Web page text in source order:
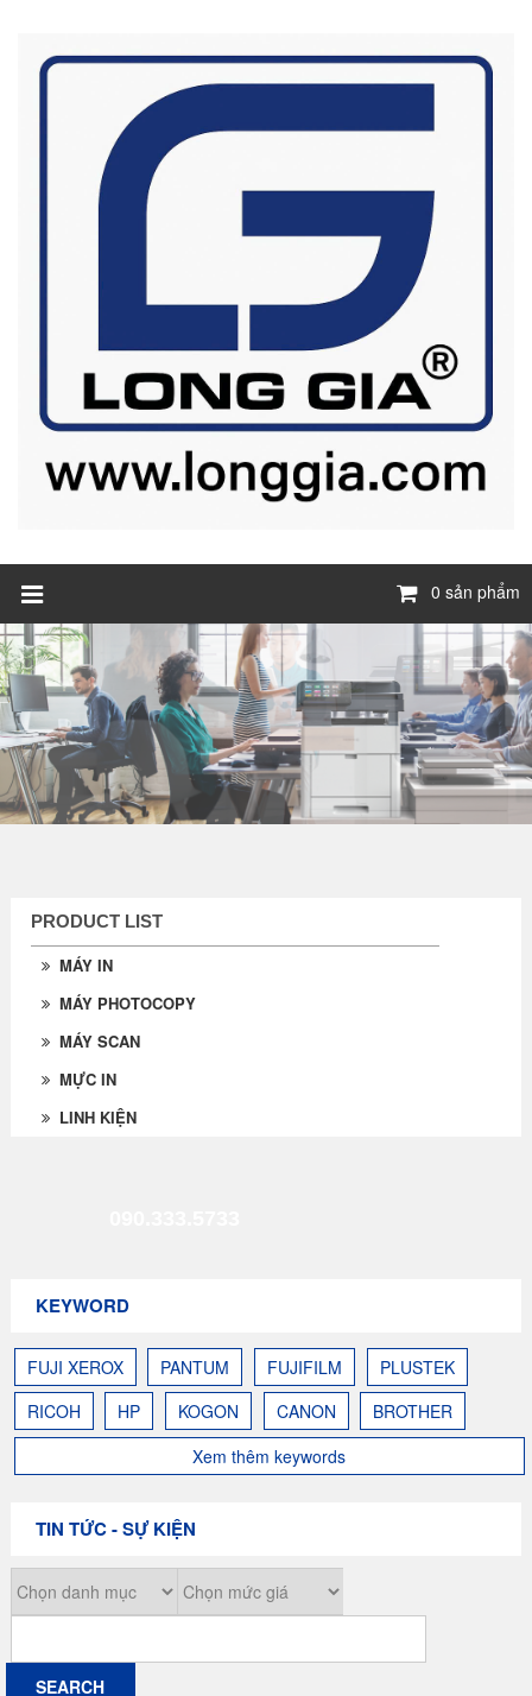
0 sản phẩm
PRODUCT LIST
MÁY IN
MÁY PHOTOCOPY
MÁY SCAN
MỰC IN
LINH KIỆN
KEYWORD
FUJI XEROX PANTUM FUJIFILM
PLUSTEK
RICOH
HP KOGON CANON
BROTHER
Xem thêm keywords
TIN TỨC - SỰ KIỆN